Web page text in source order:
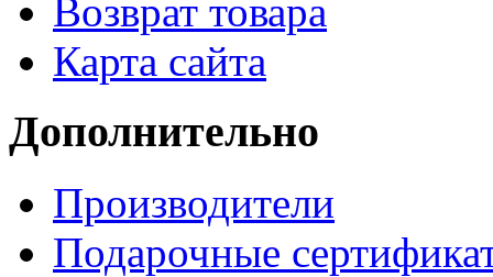
Возврат товара
Карта сайта
Дополнительно
Производители
Подарочные